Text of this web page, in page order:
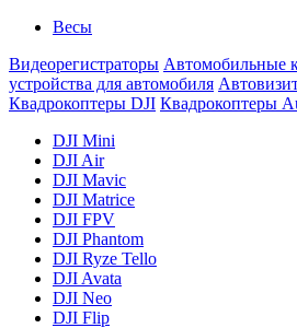
Весы
Видеорегистраторы Автомобильные
устройства для автомобиля
Квадрокоптеры DJI Квадрокоптеры
DJI Mini
DJI Air
DJI Mavic
DJI Matrice
DJI FPV
DJI Phantom
DJI Ryze Tello
DJI Avata
DJI Neo
DJI Flip